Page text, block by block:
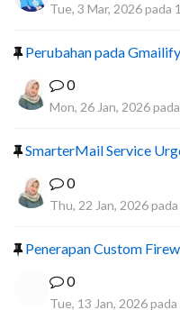
Tue, 3 Mar, 2026 pada
Perubahan pada
0
Mon, 26 Jan, 2026
SmarterMail Service
0
Thu, 22 Jan, 2026
Penerapan Custom
0
Tue, 13 Jan, 2026